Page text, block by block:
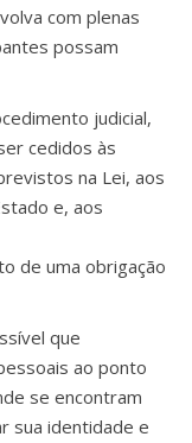
com plenas
possam
judicial,
cedidos às
na Lei, aos
e, aos
de uma obrigação
que
ao ponto
se encontram
sua identidade e